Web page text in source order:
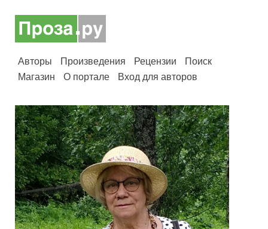
Авторы Произведения Рецензии
Поиск
Магазин
О портале Вход для авторов